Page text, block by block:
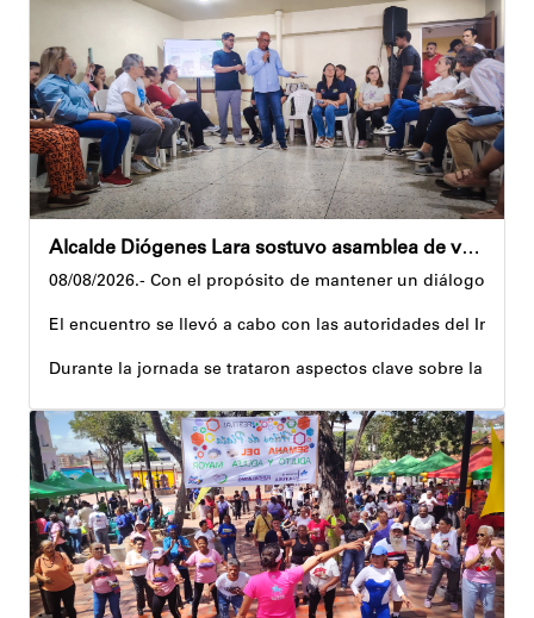
Precisamente, el Plan Vacacional Venezuela RÍE 2026
Andyvell Román
Alcalde Diógenes Lara sostuvo asamblea de vecinos con juntas de condominio de Palo Verde
08/08/2026.- Con el propósito de mantener un diálogo
El encuentro se llevó a cabo con las autoridades del
Durante la jornada se trataron aspectos clave sobre la
El alcalde tomó nota de las quejas, sugerencias y
Además, estas acciones se ejecutan en articulación con
Andyvell Román